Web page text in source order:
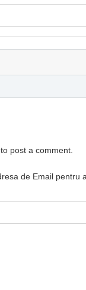
to post a comment.
de Email pentru